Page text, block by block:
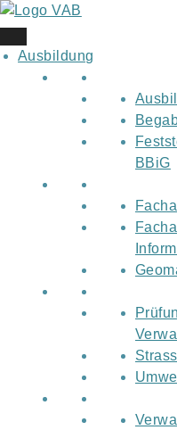
Skip
to
content
Ausbildung
BBiG